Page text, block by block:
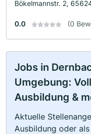
Bökelmannstr. 2,
0.0 (0
Jobs in
Umgebung:
Ausbildung &
Aktuelle
Ausbildung oder